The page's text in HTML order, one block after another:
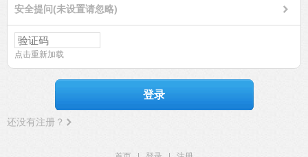
安全提问(未设置请忽略)
点击重新加载
登录
还没有注册？